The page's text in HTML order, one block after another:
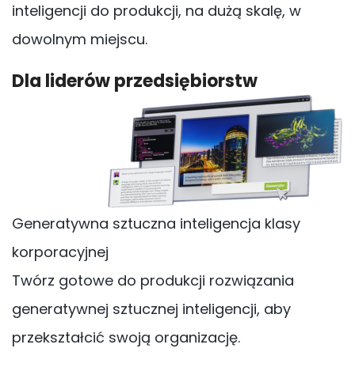
inteligencji do produkcji, na dużą skalę, w
dowolnym miejscu.
Dla liderów przedsiębiorstw
Generatywna sztuczna inteligencja klasy
korporacyjnej
Twórz gotowe do produkcji rozwiązania
generatywnej sztucznej inteligencji, aby
przekształcić swoją organizację.